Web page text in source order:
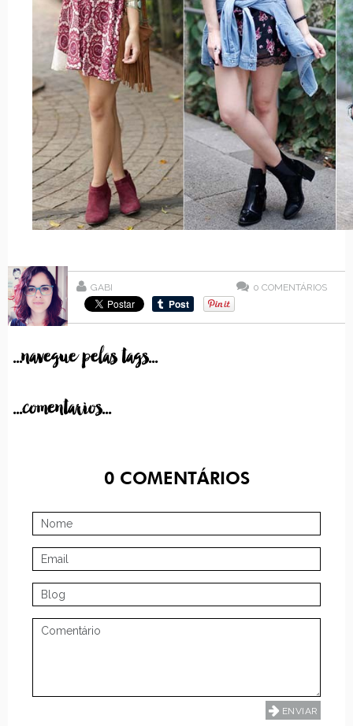
GABI 0 COMENTÁRIOS
...navegue pelas tags...
...comentarios...
0COMENTÁRIOS